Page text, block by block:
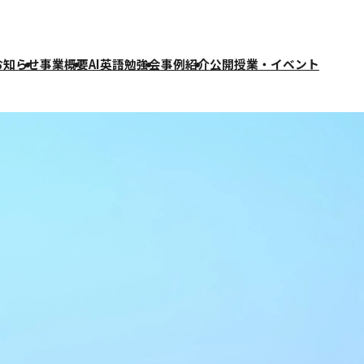
知らせ事業概要AI英語勉強会事例紹介公開授業・イベント